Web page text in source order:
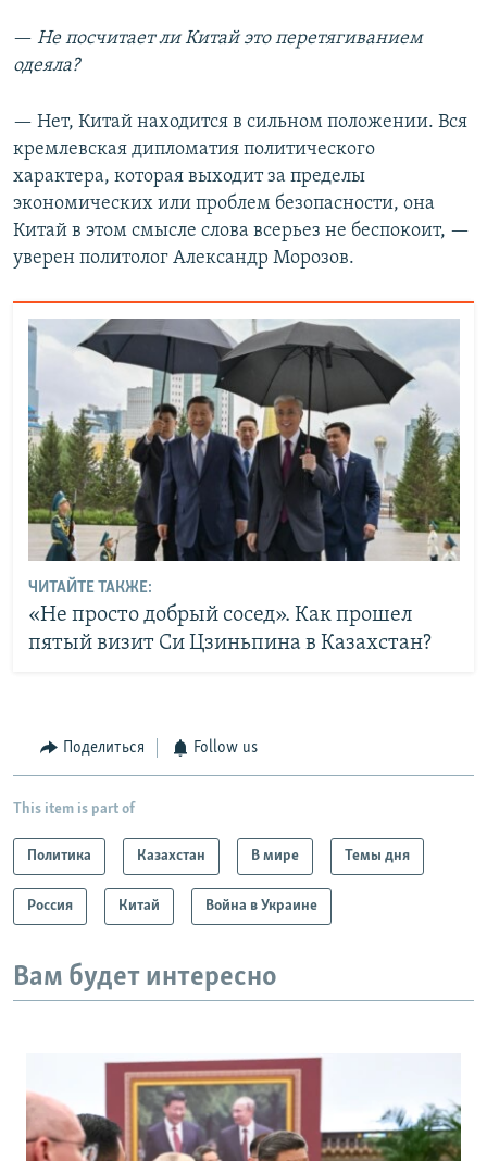
— Не посчитает ли Китай это перетягиванием
одеяла?
— Нет, Китай находится в сильном положении. Вся
кремлевская дипломатия политического
характера, которая выходит за пределы
экономических или проблем безопасности, она
Китай в этом смысле слова всерьез не беспокоит, —
уверен политолог Александр Морозов.
ЧИТАЙТЕ ТАКЖЕ:
«Не просто добрый сосед». Как прошел
пятый визит Си Цзиньпина в Казахстан?
Поделиться Follow us
This item is part of
Политика Казахстан В мире Темы дня
Россия Китай Война в Украине
Вам будет интересно